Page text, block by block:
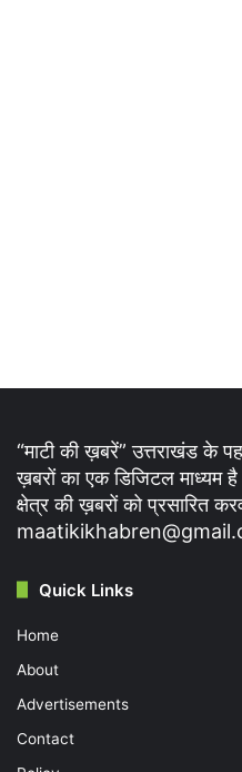
“माटी की ख़बरें” उत्तराखंड के
ख़बरों का एक डिजिटल
क्षेत्र की ख़बरों को प्रसारित
Quick Links
Home
About
Advertisements
Contact